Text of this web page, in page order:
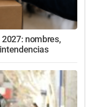
nombres,